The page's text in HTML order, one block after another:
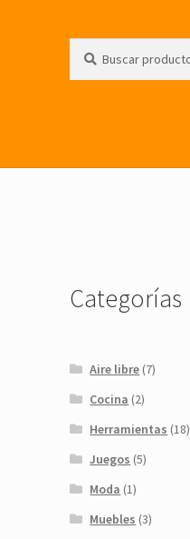
por:
Categorías
Aire libre (7)
Cocina (2)
Herramientas (18)
Juegos (5)
Moda (1)
Muebles (3)